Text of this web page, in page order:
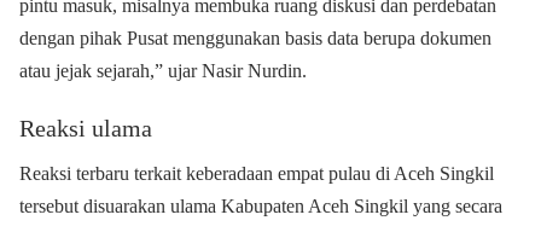
pintu masuk, misalnya membuka ruang diskusi dan perdebatan
dengan pihak Pusat menggunakan basis data berupa dokumen
atau jejak sejarah,” ujar Nasir Nurdin.
Reaksi ulama
Reaksi terbaru terkait keberadaan empat pulau di Aceh Singkil
tersebut disuarakan ulama Kabupaten Aceh Singkil yang secara